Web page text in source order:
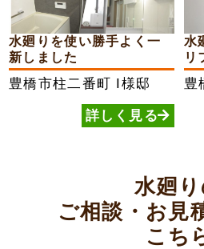
水廻りを使い勝手よく一
新しました
豊橋市柱二番町 I様邸
詳しく見る
水
リ
豊
水廻
ご相談・お見
こち